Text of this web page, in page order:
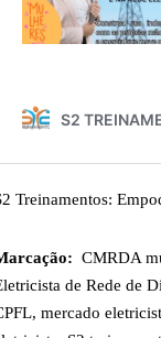
Treinamentos:
CMRDA
de Rede de
, mercado